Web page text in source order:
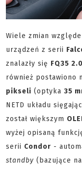
Wiele zmian
urządzeń z serii
znalazły się FQ35 2.0
również postawiono
pikseli (optyka 35
NETD układu
został większym
wyżej opisaną
serii Condor -
standby (bazujące